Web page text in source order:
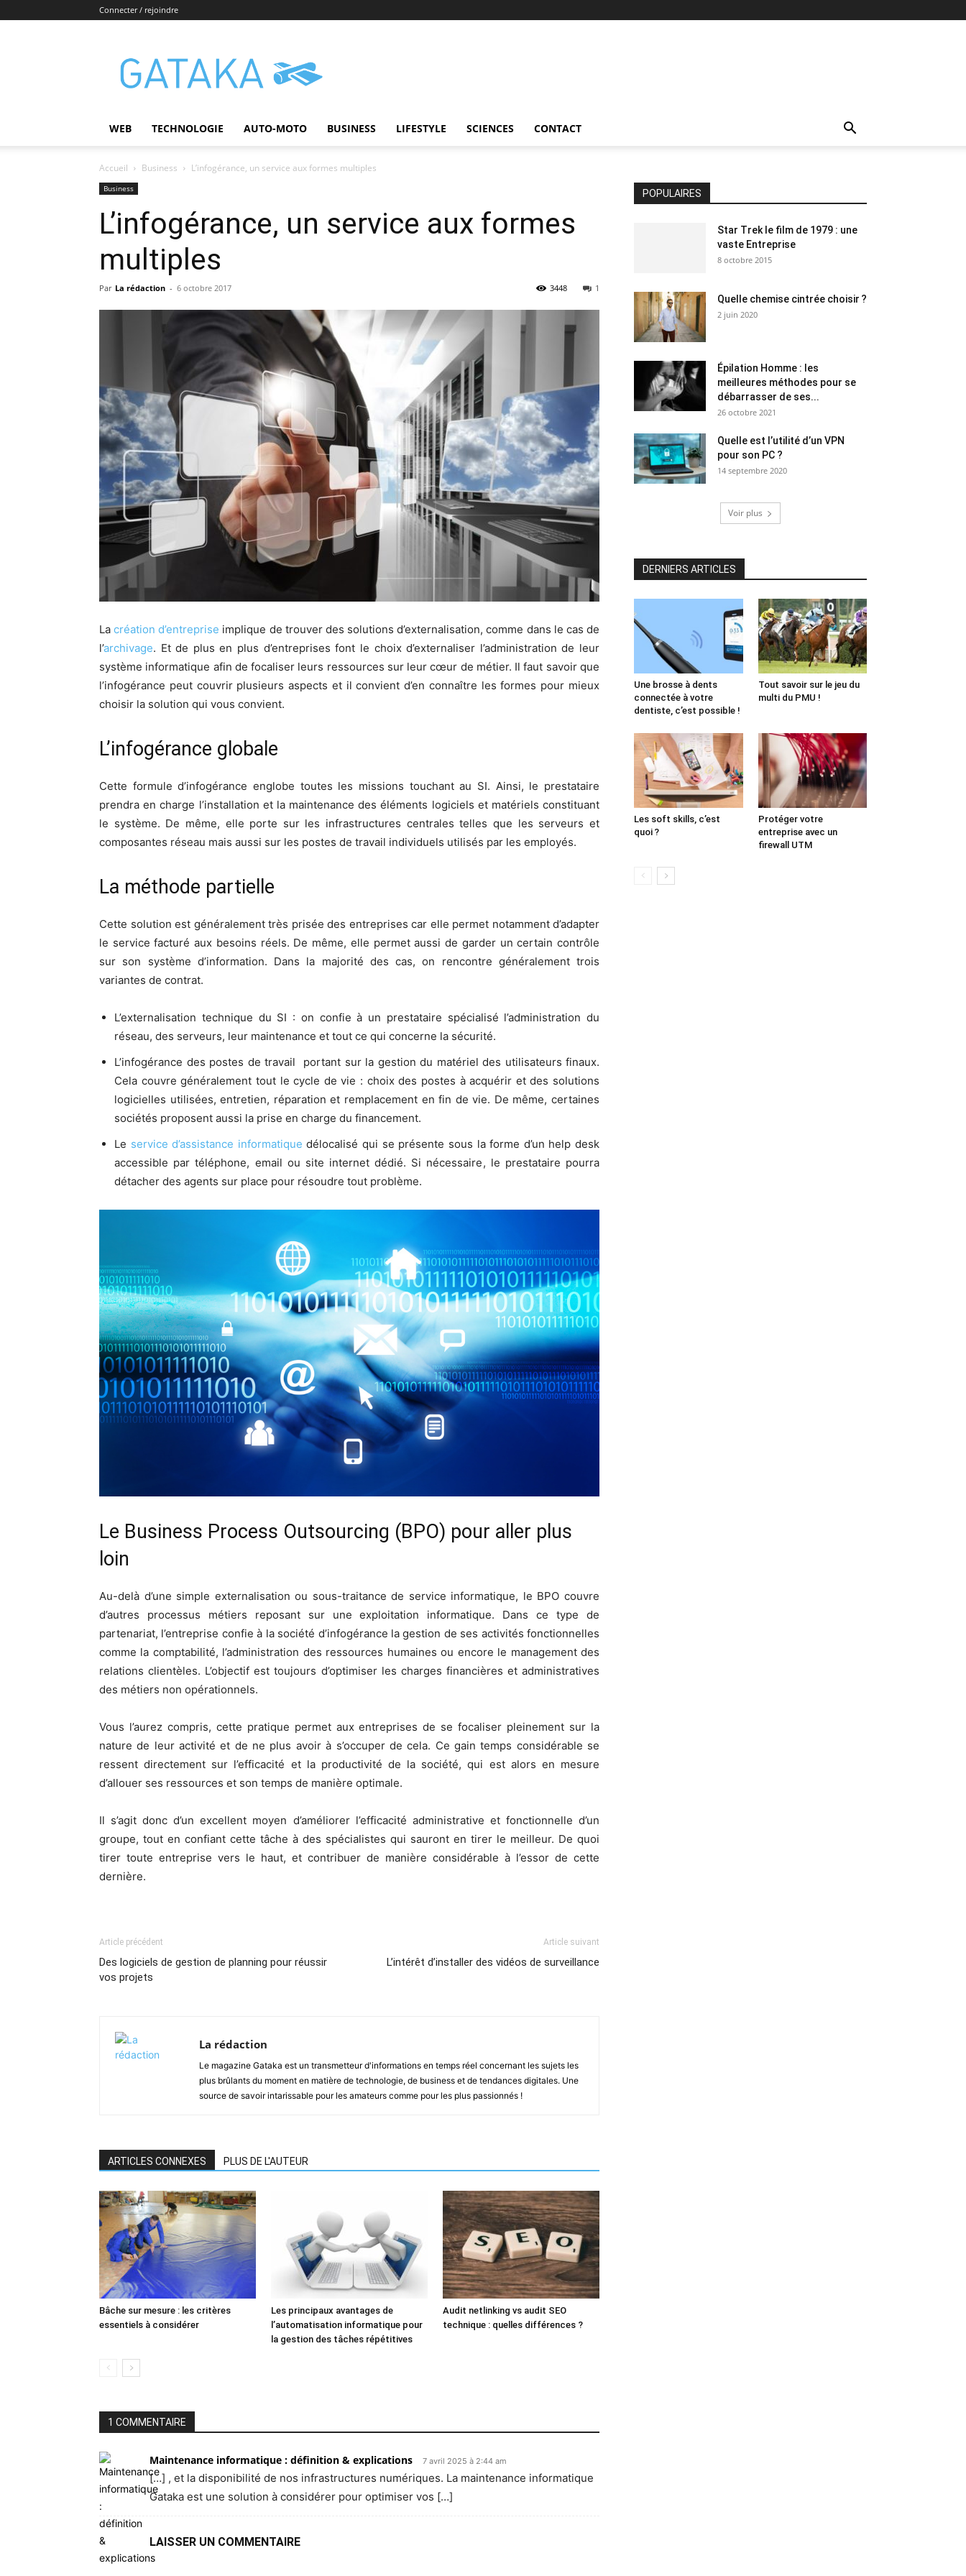
Connecter / rejoindre
WEB TECHNOLOGIE AUTO-MOTO BUSINESS LIFESTYLE SCIENCES CONTACT
Accueil Business L’infogérance, un service aux formes multiples
Business
L’infogérance, un service aux formes
multiples
Par La rédaction - 6 octobre 2017 1
3448
Lacréation d’entreprise implique de trouver des solutions d’externalisation, comme dans le cas de
l’archivage. Et de plus en plus d’entreprises font le choix d’externaliser l’administration de leur
système informatique afin de focaliser leurs ressources sur leur cœur de métier. Il faut savoir que
l’infogérance peut couvrir plusieurs aspects et il convient d’en connaître les formes pour mieux
choisir la solution qui vous convient.
L’infogérance globale
Cette formule d’infogérance englobe toutes les missions touchant au SI. Ainsi, le prestataire
prendra en charge l’installation et la maintenance des éléments logiciels et matériels constituant
le système. De même, elle porte sur les infrastructures centrales telles que les serveurs et
composantes réseau mais aussi sur les postes de travail individuels utilisés par les employés.
La méthode partielle
Cette solution est généralement très prisée des entreprises car elle permet notamment d’adapter
le service facturé aux besoins réels. De même, elle permet aussi de garder un certain contrôle
sur son système d’information. Dans la majorité des cas, on rencontre généralement trois
variantes de contrat.
L’externalisation technique du SI : on confie à un prestataire spécialisé l’administration du
réseau, des serveurs, leur maintenance et tout ce qui concerne la sécurité.
L’infogérance des postes de travail portant sur la gestion du matériel des utilisateurs finaux.
Cela couvre généralement tout le cycle de vie : choix des postes à acquérir et des solutions
logicielles utilisées, entretien, réparation et remplacement en fin de vie. De même, certaines
sociétés proposent aussi la prise en charge du financement.
Le service d’assistance informatique délocalisé qui se présente sous la forme d’un help desk
accessible par téléphone, email ou site internet dédié. Si nécessaire, le prestataire pourra
détacher des agents sur place pour résoudre tout problème.
Le Business Process Outsourcing (BPO) pour aller plus
loin
Au-delà d’une simple externalisation ou sous-traitance de service informatique, le BPO couvre
d’autres processus métiers reposant sur une exploitation informatique. Dans ce type de
partenariat, l’entreprise confie à la société d’infogérance la gestion de ses activités fonctionnelles
comme la comptabilité, l’administration des ressources humaines ou encore le management des
relations clientèles. L’objectif est toujours d’optimiser les charges financières et administratives
des métiers non opérationnels.
Vous l’aurez compris, cette pratique permet aux entreprises de se focaliser pleinement sur la
nature de leur activité et de ne plus avoir à s’occuper de cela. Ce gain temps considérable se
ressent directement sur l’efficacité et la productivité de la société, qui est alors en mesure
d’allouer ses ressources et son temps de manière optimale.
Il s’agit donc d’un excellent moyen d’améliorer l’efficacité administrative et fonctionnelle d’un
groupe, tout en confiant cette tâche à des spécialistes qui sauront en tirer le meilleur. De quoi
tirer toute entreprise vers le haut, et contribuer de manière considérable à l’essor de cette
dernière.
Article précédent
Des logiciels de gestion de planning pour réussir
vos projets
Article suivant
L’intérêt d’installer des vidéos de surveillance
La rédaction
Le magazine Gataka est un transmetteur d'informations en temps réel concernant les sujets les
plus brûlants du moment en matière de technologie, de business et de tendances digitales. Une
source de savoir intarissable pour les amateurs comme pour les plus passionnés !
ARTICLES CONNEXES PLUS DE L'AUTEUR
Bâche sur mesure : les critères
essentiels à considérer
Les principaux avantages de
l’automatisation informatique pour
la gestion des tâches répétitives
Audit netlinking vs audit SEO
technique : quelles différences ?
1 COMMENTAIRE
Maintenance informatique : définition & explications 7 avril 2025 à 2:44 am
[…] , et la disponibilité de nos infrastructures numériques. La maintenance informatique
Gataka est une solution à considérer pour optimiser vos […]
LAISSER UN COMMENTAIRE
POPULAIRES
Star Trek le film de 1979 : une
vaste Entreprise
8 octobre 2015
Quelle chemise cintrée choisir ?
2 juin 2020
Épilation Homme : les
meilleures méthodes pour se
débarrasser de ses...
26 octobre 2021
Quelle est l’utilité d’un VPN
pour son PC ?
14 septembre 2020
Voir plus
DERNIERS ARTICLES
Une brosse à dents
connectée à votre
dentiste, c’est possible !
Tout savoir sur le jeu du
multi du PMU !
Les soft skills, c’est
quoi ?
Protéger votre
entreprise avec un
firewall UTM